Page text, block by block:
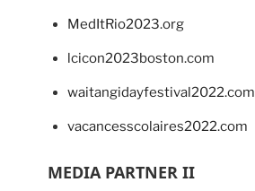
MedItRio2023.org
lcicon2023boston.com
waitangidayfestival2022.com
vacancesscolaires2022.com
MEDIA PARTNER II